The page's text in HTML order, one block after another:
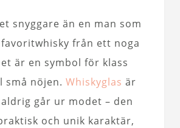
snyggare än en man som
från ett noga
är en symbol för klass
små nöjen. Whiskyglas är
går ur modet – den
och unik karaktär,